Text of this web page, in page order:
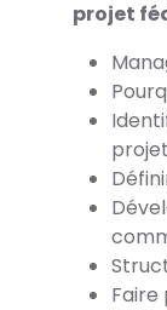
projet
Faire